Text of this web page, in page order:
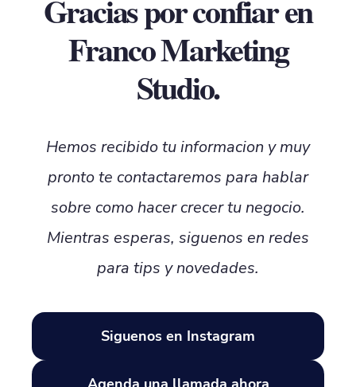
Gracias por confiar en
Franco Marketing
Studio.
Hemos recibido tu informacion y muy
pronto te contactaremos para hablar
sobre como hacer crecer tu negocio.
Mientras esperas, siguenos en redes
para tips y novedades.
Siguenos en Instagram